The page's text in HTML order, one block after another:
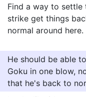
Find a way to settle
strike get things
normal around here.
He should be able
Goku in one blow,
that he's back to